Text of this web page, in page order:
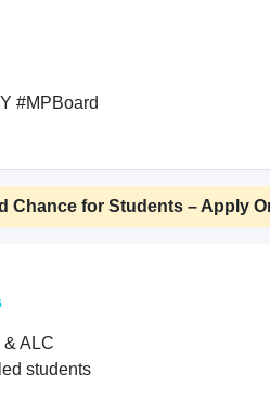
#MPBoard
Chance for Students – Apply
ALC
students